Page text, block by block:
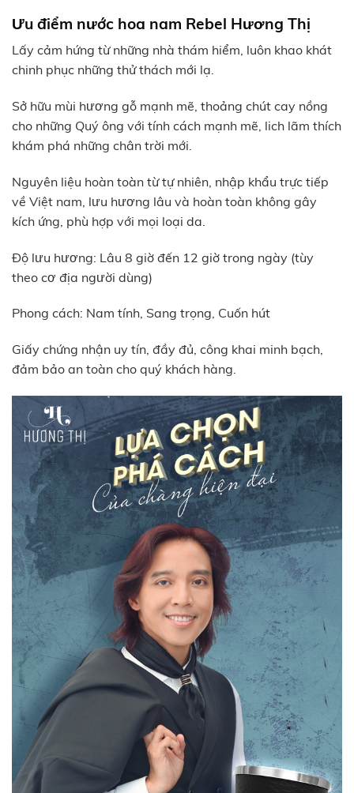
Ưu điểm nước hoa nam Rebel Hương Thị
Lấy cảm hứng từ những nhà thám hiểm, luôn khao khát
chinh phục những thử thách mới lạ.
Sở hữu mùi hương gỗ mạnh mẽ, thoảng chút cay nồng
cho những Quý ông với tính cách mạnh mẽ, lich lãm thích
khám phá những chân trời mới.
Nguyên liệu hoàn toàn từ tự nhiên, nhập khẩu trực tiếp
về Việt nam, lưu hương lâu và hoàn toàn không gây
kích ứng, phù hợp với mọi loại da.
Độ lưu hương: Lâu 8 giờ đến 12 giờ trong ngày (tùy
theo cơ địa người dùng)
Phong cách: Nam tính, Sang trọng, Cuốn hút
Giấy chứng nhận uy tín, đầy đủ, công khai minh bạch,
đảm bảo an toàn cho quý khách hàng.